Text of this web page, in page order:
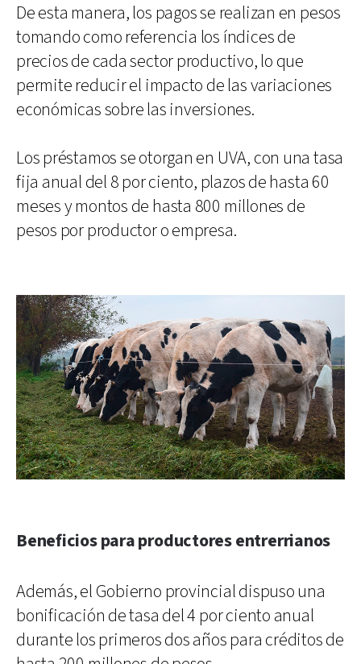
De esta manera, los pagos se realizan en pesos
tomando como referencia los índices de
precios de cada sector productivo, lo que
permite reducir el impacto de las variaciones
económicas sobre las inversiones.
Los préstamos se otorgan en UVA, con una tasa
fija anual del 8 por ciento, plazos de hasta 60
meses y montos de hasta 800 millones de
pesos por productor o empresa.
Beneficios para productores entrerrianos
Además, el Gobierno provincial dispuso una
bonificación de tasa del 4 por ciento anual
durante los primeros dos años para créditos de